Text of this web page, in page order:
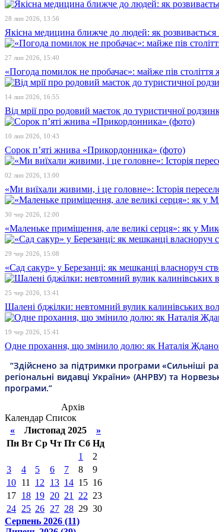
28 лип 2026, 13:56
Якісна медицина ближче до людей: як
27 лип 2026, 15:40
«Погода помилок не пробачає»: майже пів століття
14 лип 2026, 16:55
Від мрії про родовий маєток до туристичної
10 лип 2026, 10:43
Сорок п’яті жнива «Прикордонника» (фото)
02 лип 2026, 13:00
«Ми виїхали живими, і це головне»: Історія
30 чер 2026, 12:00
«Маленьке приміщення, але великі серця»: як у
29 чер 2026, 15:08
«Сад сакур» у Березанці: як мешканці власноруч
25 чер 2026, 13:41
Шалені бджілки: невтомний вулик калинівських
19 чер 2026, 15:41
Одне прохання, що змінило долю: як Наталія
“Здійснено за підтримки програми «Сильніші
регіональні видавці України» (АНРВУ) та
програми.”
Архів
Календар Список
« Листопад 2025 »
Пн Вт Ср Чт Пт Сб Нд
1
2
3
4 5 6 7 8
9
10 11 12 13 14 15 16
17 18 19 20 21 22 23
24 25 26 27 28 29 30
Серпень 2026 (11)